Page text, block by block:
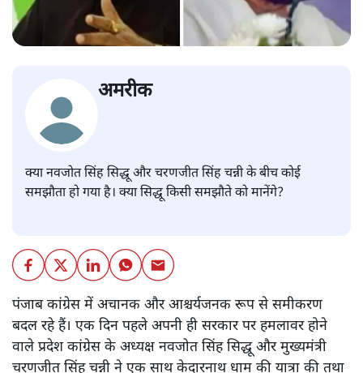
अमरीक
क्या नवजोत सिंह सिद्धू और चरणजीत सिंह चन्नी के बीच कोई
समझौता हो गया है। क्या सिद्धू किसी समझौते को मानेंगे?
पंजाब कांग्रेस में अचानक और आश्चर्यजनक रूप से समीकरण
बदल रहे हैं। एक दिन पहले अपनी ही सरकार पर हमलावर होने
वाले प्रदेश कांग्रेस के अध्यक्ष नवजोत सिंह सिद्धू और मुख्यमंत्री
चरणजीत सिंह चन्नी ने एक साथ केदारनाथ धाम की यात्रा की तथा